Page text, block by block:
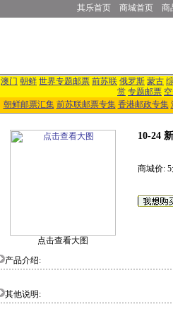
其乐首页 商城首页 商
澳门 朝鲜 世界专题邮票 前苏联 俄罗斯 蒙古
赏 专题邮票
朝鲜邮票汇集 前苏联邮票专集 香港邮政专集
点击查看大图
10-24
商城价:
产品介绍:
其他说明: